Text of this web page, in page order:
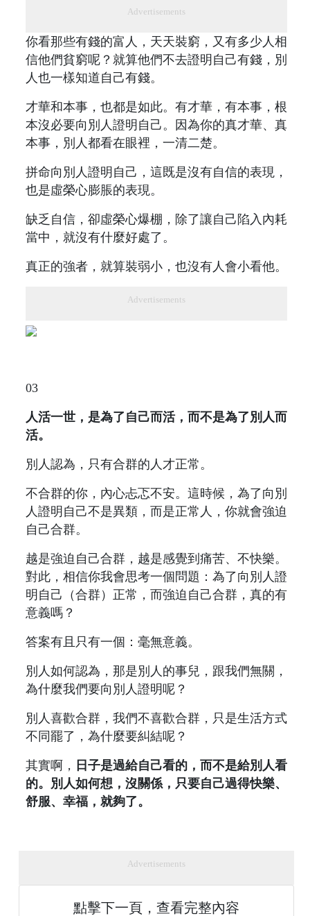
Advertisements
你看那些有錢的富人，天天裝窮，又有多少人相
信他們貧窮呢？就算他們不去證明自己有錢，別
人也一樣知道自己有錢。
才華和本事，也都是如此。有才華，有本事，根
本沒必要向別人證明自己。因為你的真才華、真
本事，別人都看在眼裡，一清二楚。
拼命向別人證明自己，這既是沒有自信的表現，
也是虛榮心膨脹的表現。
缺乏自信，卻虛榮心爆棚，除了讓自己陷入內耗
當中，就沒有什麼好處了。
真正的強者，就算裝弱小，也沒有人會小看他。
Advertisements
03
人活一世，是為了自己而活，而不是為了別人而
活。
別人認為，只有合群的人才正常。
不合群的你，內心忐忑不安。這時候，為了向別
人證明自己不是異類，而是正常人，你就會強迫
自己合群。
越是強迫自己合群，越是感覺到痛苦、不快樂。
對此，相信你我會思考一個問題：為了向別人證
明自己（合群）正常，而強迫自己合群，真的有
意義嗎？
答案有且只有一個：毫無意義。
別人如何認為，那是別人的事兒，跟我們無關，
為什麼我們要向別人證明呢？
別人喜歡合群，我們不喜歡合群，只是生活方式
不同罷了，為什麼要糾結呢？
其實啊， 日子是過給自己看的，而不是給別人看
的。別人如何想，沒關係，只要自己過得快樂、
舒服、幸福，就夠了。
Advertisements
點擊下一頁，查看完整內容